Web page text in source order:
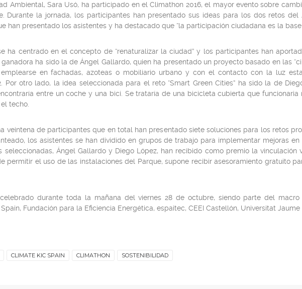
Ambiental, Sara Usó, ha participado en el Climathon 2016, el mayor evento sobre
Durante la jornada, los participantes han presentado sus ideas para los dos retos
han presentado los asistentes y ha destacado que “la participación ciudadana es la
ha centrado en el concepto de “renaturalizar la ciudad” y los participantes han
ha sido la de Ángel Gallardo, quien ha presentado un proyecto basado en las
en fachadas, azoteas o mobiliario urbano y con el contacto con la luz
Por otro lado, la idea seleccionada para el reto “Smart Green Cities” ha sido la de
entre un coche y una bici. Se trataría de una bicicleta cubierta que
techo.
veintena de participantes que en total han presentado siete soluciones para los retos
los asistentes se han dividido en grupos de trabajo para implementar mejoras
seleccionadas, Ángel Gallardo y Diego López, han recibido como premio la
permitir el uso de las instalaciones del Parque, supone recibir asesoramiento gratuito
durante toda la mañana del viernes 28 de octubre, siendo parte del
Fundación para la Eficiencia Energética, espaitec, CEEI Castellón, Universitat
CLIMATE KIC SPAIN CLIMATHON SOSTENIBILIDAD